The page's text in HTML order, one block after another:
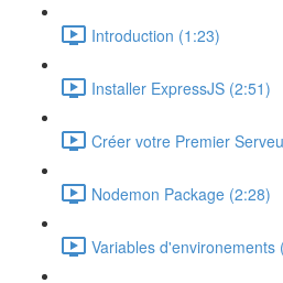
Introduction (1:23)
Installer ExpressJS (2:51)
Créer votre Premier
Nodemon Package (2:28)
Variables d'environements